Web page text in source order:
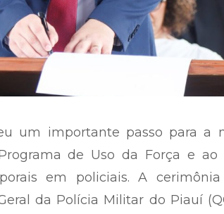
um importante passo para a
de Uso da Força e ao
em policiais. A
da Polícia Militar do Piauí